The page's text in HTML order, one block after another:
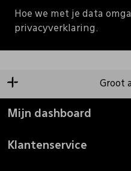
Hoe we met je data
privacyverklaring.
Groot
Mijn dashboard
Klantenservice